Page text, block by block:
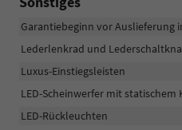
Garantiebeginn vor Auslieferung
Lederlenkrad und
Luxus-Einstiegsleisten
LED-Scheinwerfer mit statischem
LED-Rückleuchten